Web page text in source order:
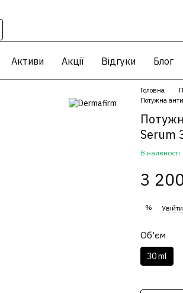
Активи Акції Відгуки Блог
Головна
Потужна
Serum
В наявності
3
% Увійти
Об'єм
30 ml